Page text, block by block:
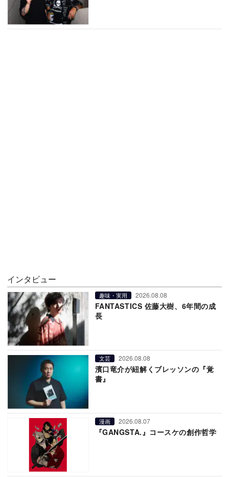
インタビュー
趣味・実用 2026.08.08
FANTASTICS 佐藤大樹、6年間の成
長
文芸 2026.08.08
濱口竜介が紐解くブレッソンの『覚
書』
漫画 2026.08.07
『GANGSTA.』コースケの創作哲学